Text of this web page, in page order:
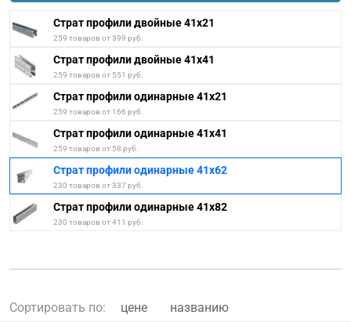
Страт профили двойные 41х21
259 товаров от 399 руб.
Страт профили двойные 41х41
259 товаров от 551 руб.
Страт профили одинарные 41х21
259 товаров от 166 руб.
Страт профили одинарные 41х41
259 товаров от 58 руб.
Страт профили одинарные 41х62
230 товаров от 337 руб.
Страт профили одинарные 41х82
230 товаров от 411 руб.
Сортировать по: цене названию